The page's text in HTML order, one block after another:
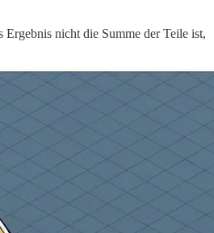
nicht die Summe der Teile ist,